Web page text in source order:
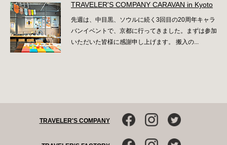
TRAVELER'S COMPANY CARAVAN in Kyoto
先週は、中目黒、ソウルに続く3回目の20周年キャラ
バンイベントで、京都に行ってきました。まずは参加
いただいた皆様に感謝申し上げます。 搬入の...
TRAVELER'S COMPANY